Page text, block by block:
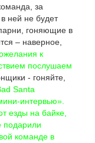
за
ней не будет
гоняющие в
– наверное,
к
послушаем
- гоняйте,
Santa
интервью».
езды на байке,
подарили
команде в